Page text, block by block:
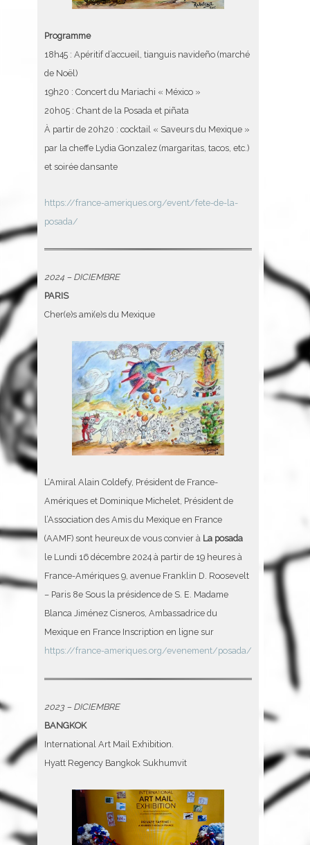
Programme
18h45 : Apéritif d’accueil, tianguis navideño (marché
de Noël)
19h20 : Concert du Mariachi « México »
20h05 : Chant de la Posada et piñata
À partir de 20h20 : cocktail « Saveurs du Mexique »
par la cheffe Lydia Gonzalez (margaritas, tacos, etc.)
et soirée dansante
https://france-ameriques.org/event/fete-de-la-
posada/
2024 – DICIEMBRE
PARIS
Cher(e)s ami(e)s du Mexique
L’Amiral Alain Coldefy, Président de France-
Amériques et Dominique Michelet, Président de
l’Association des Amis du Mexique en France
(AAMF) sont heureux de vous convier à La posada
le Lundi 16 décembre 2024 à partir de 19 heures à
France-Amériques 9, avenue Franklin D. Roosevelt
– Paris 8e Sous la présidence de S. E. Madame
Blanca Jiménez Cisneros, Ambassadrice du
Mexique en France Inscription en ligne sur
https://france-ameriques.org/evenement/posada/
2023 – DICIEMBRE
BANGKOK
International Art Mail Exhibition.
Hyatt Regency Bangkok Sukhumvit